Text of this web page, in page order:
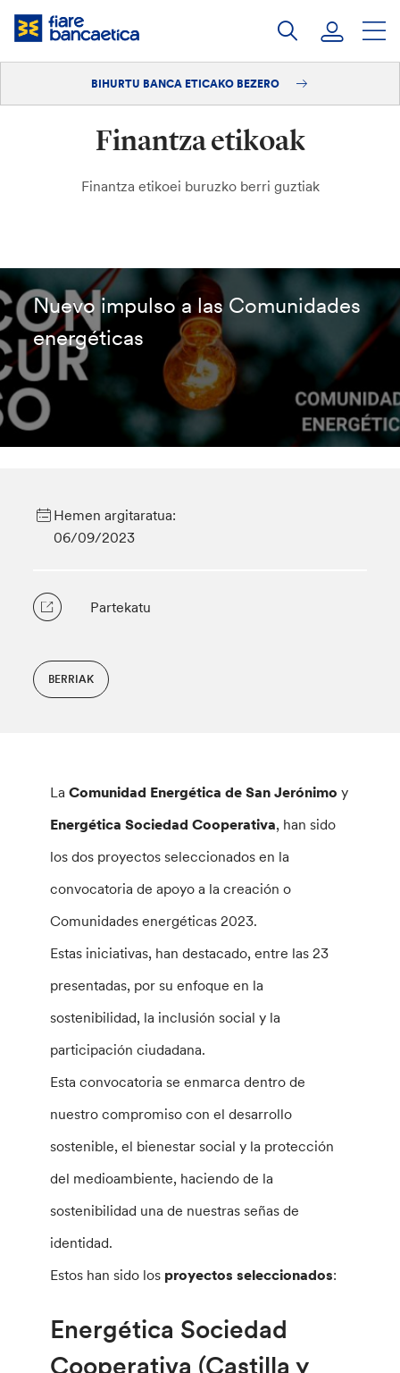
Pasatu
edukia
Bihurtu bezero
BIHURTU BANCA ETICAKO BEZERO
Finantza etikoak
Finantza etikoei buruzko berri guztiak
Nuevo impulso a las Comunidades
energéticas
Hemen argitaratua:
06/09/2023
Partekatu
BERRIAK
LaComunidad Energética de San Jerónimo y
Energética Sociedad Cooperativa, han sido
los dos proyectos seleccionados en la
convocatoria de apoyo a la creación o
Comunidades energéticas 2023.
Estas iniciativas, han destacado, entre las 23
presentadas, por su enfoque en la
sostenibilidad, la inclusión social y la
participación ciudadana.
Esta convocatoria se enmarca dentro de
nuestro compromiso con el desarrollo
sostenible, el bienestar social y la protección
del medioambiente, haciendo de la
sostenibilidad una de nuestras señas de
identidad.
Estos han sido los proyectos seleccionados:
Energética Sociedad
Cooperativa (Castilla y